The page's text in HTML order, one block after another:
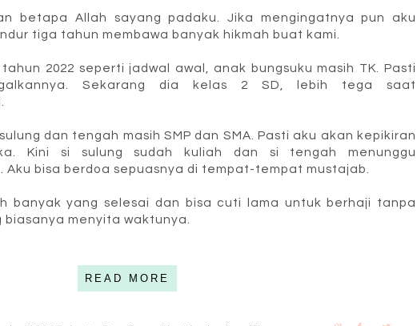
betapa Allah sayang padaku. Jika mengingatnya pun aku
tiga tahun membawa banyak hikmah buat kami.
2022 seperti jadwal awal, anak bungsuku masih TK. Pasti
Sekarang dia kelas 2 SD, lebih tega saat
dan tengah masih SMP dan SMA. Pasti aku akan kepikiran
Kini si sulung sudah kuliah dan si tengah menunggu
Aku bisa berdoa sepuasnya di tempat-tempat mustajab.
banyak yang selesai dan bisa cuti lama untuk berhaji tanpa
menyita waktunya.
READ MORE